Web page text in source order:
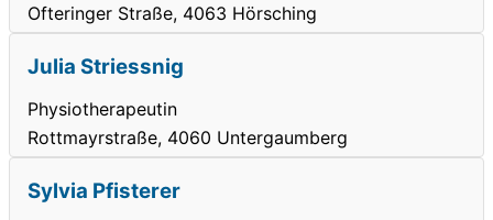
Ofteringer Straße, 4063 Hörsching
Julia Striessnig
Physiotherapeutin
Rottmayrstraße, 4060 Untergaumberg
Sylvia Pfisterer